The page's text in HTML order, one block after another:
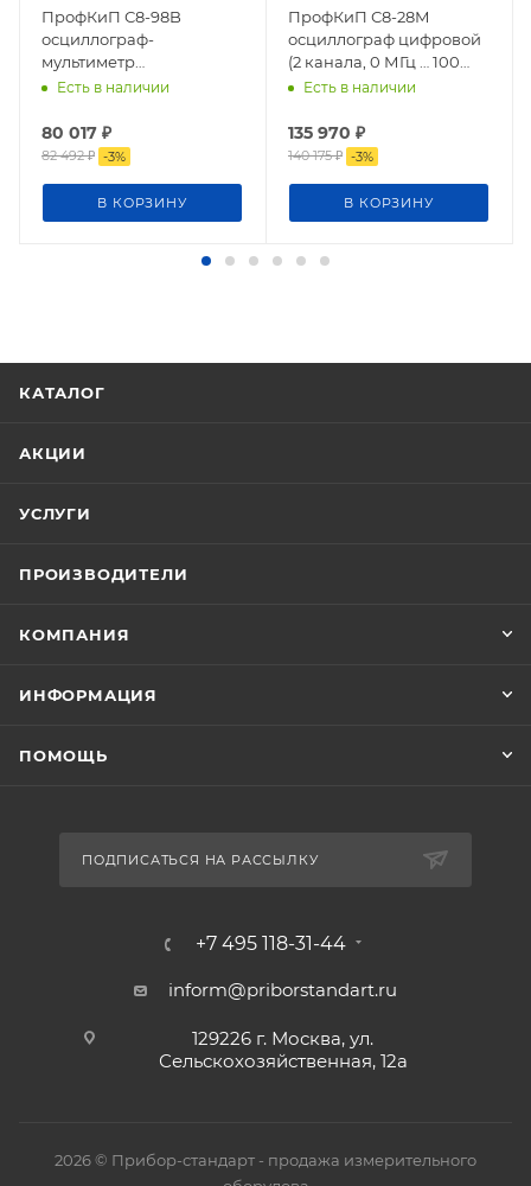
ПрофКиП С8-98B
осциллограф-
мультиметр
портативный (1 канал, 0
Есть в наличии
80 017 ₽
82 492₽ -3%
В КОРЗИНУ
ПрофКиП С8-28М
осциллограф цифровой
(2 канала, 0 МГц … 100
МГц)Есть в наличии
135 970 ₽
140 175₽ -3%
В КОРЗИНУ
КАТАЛОГ
АКЦИИ
УСЛУГИ
ПРОИЗВОДИТЕЛИ
КОМПАНИЯ
ИНФОРМАЦИЯ
ПОМОЩЬ
ПОДПИСАТЬСЯ НА РАССЫЛКУ
+7 495 118-31-44
inform@priborstandart.ru
129226 г. Москва, ул.
Сельскохозяйственная, 12а
2026 © Прибор-стандарт - продажа измерительного